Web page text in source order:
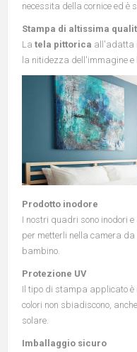
necessita della cornice ed è
Stampa di altissima
La tela pittorica all'adatta
la nitidezza dell'immagine
Prodotto inodore
I nostri quadri sono inodori
per metterli nella camera
bambino.
Protezione UV
Il tipo di stampa applicato
colori non sbiadiscono,
solare.
Imballaggio sicuro